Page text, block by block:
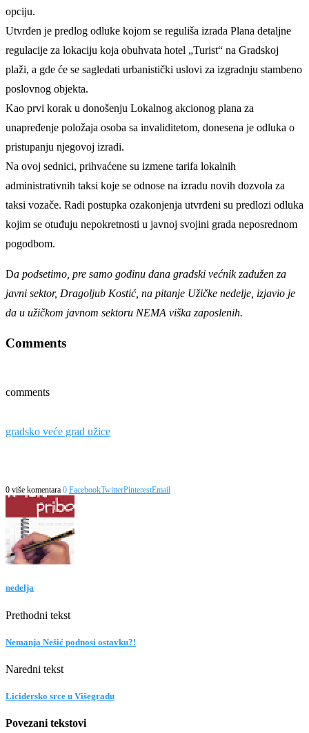
opciju.
Utvrđen je predlog odluke kojom se reguliša izrada Plana detaljne
regulacije za lokaciju koja obuhvata hotel „Turist“ na Gradskoj
plaži, a gde će se sagledati urbanistički uslovi za izgradnju stambeno
poslovnog objekta.
Kao prvi korak u donošenju Lokalnog akcionog plana za
unapređenje položaja osoba sa invaliditetom, donesena je odluka o
pristupanju njegovoj izradi.
Na ovoj sednici, prihvaćene su izmene tarifa lokalnih
administrativnih taksi koje se odnose na izradu novih dozvola za
taksi vozače. Radi postupka ozakonjenja utvrđeni su predlozi odluka
kojim se otuđuju nepokretnosti u javnoj svojini grada neposrednom
pogodbom.
Da podsetimo, pre samo godinu dana gradski većnik zadužen za
javni sektor, Dragoljub Kostić, na pitanje Užičke nedelje, izjavio je
da u užičkom javnom sektoru NEMA viška zaposlenih.
Comments
comments
gradsko veće grad užice
0 više komentara 0 FacebookTwitterPinterestEmail
nedelja
Prethodni tekst
Nemanja Nešić podnosi ostavku?!
Naredni tekst
Licidersko srce u Višegradu
Povezani tekstovi